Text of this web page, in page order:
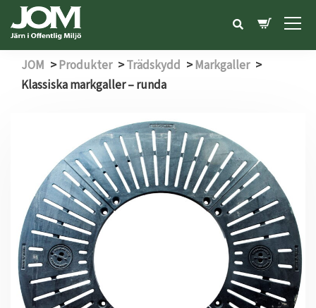
JOM >Produkter >Trädskydd >Markgaller >
Klassiska markgaller – runda